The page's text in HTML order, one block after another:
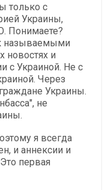
только с
Украины,
Понимаете?
называемыми
новостях и
с Украиной. Не с
Через
Украины.
не
я всегда
и аннексии и
первая